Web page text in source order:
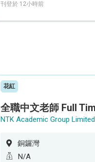
刊登於 12小時前
花紅
NTK Academic Group Limited
銅鑼灣
N/A